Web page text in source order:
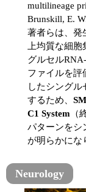
multilineage
Brunskill, E.
著者らは、発
上均質な細
グルセル
ファイルを評
したシングル
するため、
C1 System （
パターンをシ
が明らかにな
Neurology